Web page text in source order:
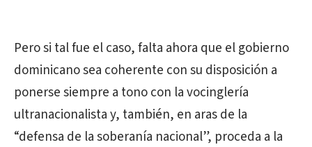
Pero si tal fue el caso, falta ahora que el gobierno
dominicano sea coherente con su disposición a
ponerse siempre a tono con la vocinglería
ultranacionalista y, también, en aras de la
“defensa de la soberanía nacional”, proceda a la